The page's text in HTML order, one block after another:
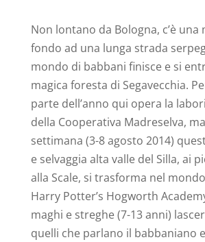
Non lontano da Bologna, c’è una
fondo ad una lunga strada
mondo di babbani finisce e si
magica foresta di Segavecchia.
parte dell’anno qui opera la
della Cooperativa Madreselva,
settimana (3-8 agosto 2014)
e selvaggia alta valle del Silla, ai
alla Scale, si trasforma nel
Harry Potter’s Hogworth
maghi e streghe (7-13 anni)
quelli che parlano il babbaniano